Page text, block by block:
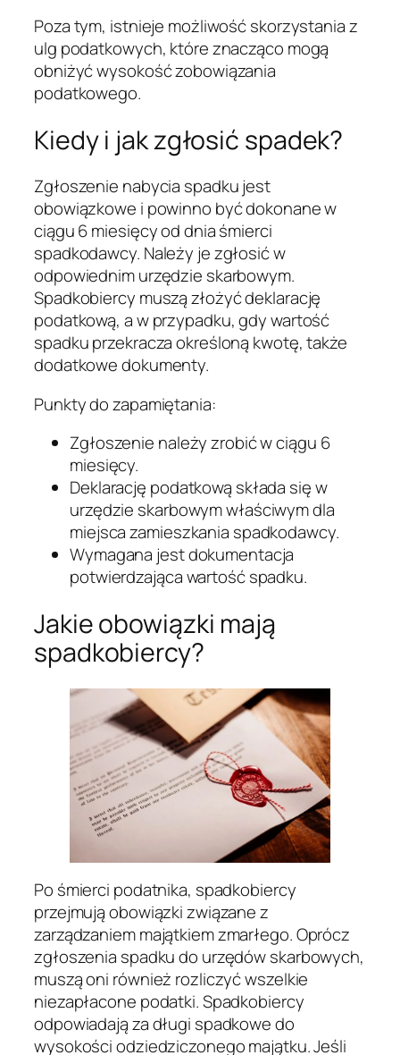
Poza tym, istnieje możliwość skorzystania z
ulg podatkowych, które znacząco mogą
obniżyć wysokość zobowiązania
podatkowego.
Kiedy i jak zgłosić spadek?
Zgłoszenie nabycia spadku jest
obowiązkowe i powinno być dokonane w
ciągu 6 miesięcy od dnia śmierci
spadkodawcy. Należy je zgłosić w
odpowiednim urzędzie skarbowym.
Spadkobiercy muszą złożyć deklarację
podatkową, a w przypadku, gdy wartość
spadku przekracza określoną kwotę, także
dodatkowe dokumenty.
Punkty do zapamiętania:
Zgłoszenie należy zrobić w ciągu 6
miesięcy.
Deklarację podatkową składa się w
urzędzie skarbowym właściwym dla
miejsca zamieszkania spadkodawcy.
Wymagana jest dokumentacja
potwierdzająca wartość spadku.
Jakie obowiązki mają
spadkobiercy?
Po śmierci podatnika, spadkobiercy
przejmują obowiązki związane z
zarządzaniem majątkiem zmarłego. Oprócz
zgłoszenia spadku do urzędów skarbowych,
muszą oni również rozliczyć wszelkie
niezapłacone podatki. Spadkobiercy
odpowiadają za długi spadkowe do
wysokości odziedziczonego majątku. Jeśli